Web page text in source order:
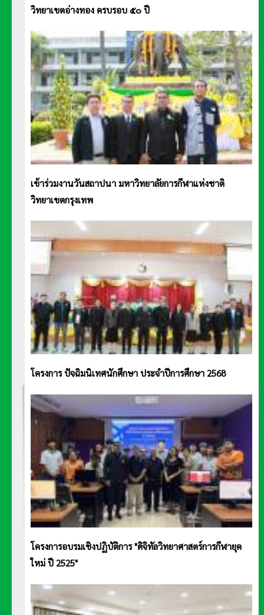
วิทยาเขตอ่างทอง ครบรอบ ๕๐ ปี
เข้าร่วมงานวันสถาปนา มหาวิทยาลัยการกีฬาแห่งชาติ
วิทยาเขตกรุงเทพ
โครงการ ปัจฉิมนิเทศนักศึกษา ประจำปีการศึกษา 2568
โครงการอบรมเชิงปฏิบัติการ "ดิจิทัลวิทยาศาสตร์การกีฬายุค
ใหม่ ปี 2525"